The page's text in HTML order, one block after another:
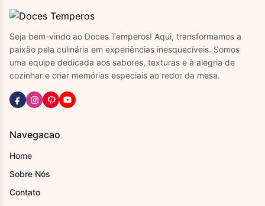
Seja bem-vindo ao Doces Temperos! Aqui, transformamos a
paixão pela culinária em experiências inesquecíveis. Somos
uma equipe dedicada aos sabores, texturas e à alegria de
cozinhar e criar memórias especiais ao redor da mesa.
Navegacao
Home
Sobre Nós
Contato